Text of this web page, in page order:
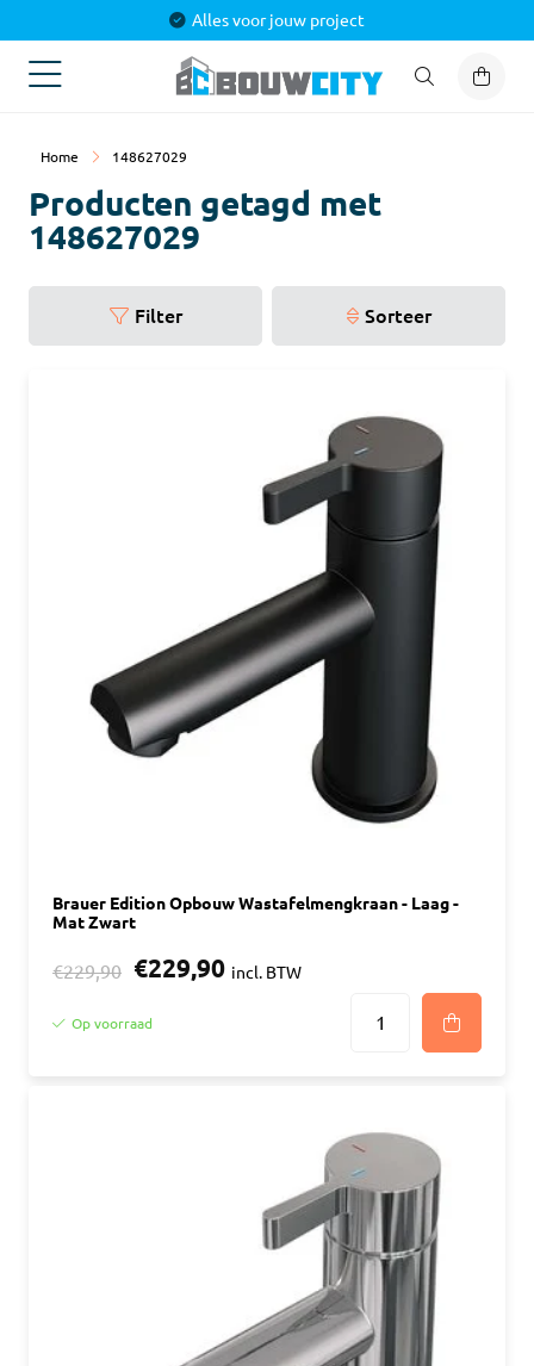
Alles voor jouw project
Home 148627029
Producten getagd met
148627029
Filter Sorteer
Brauer Edition Opbouw Wastafelmengkraan - Laag -
Mat Zwart
€229,90 €229,90 incl. BTW
Op voorraad